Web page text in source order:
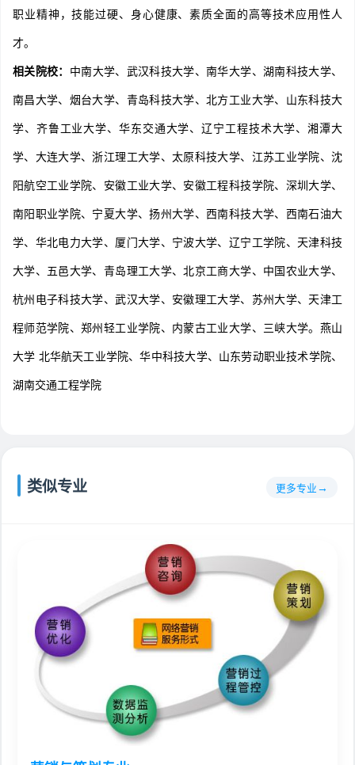
职业精神，技能过硬、身心健康、素质全面的高等技术应用性人
才。
相关院校： 中南大学、武汉科技大学、南华大学、湖南科技大学、
南昌大学、烟台大学、青岛科技大学、北方工业大学、山东科技大
学、齐鲁工业大学、华东交通大学、辽宁工程技术大学、湘潭大
学、大连大学、浙江理工大学、太原科技大学、江苏工业学院、沈
阳航空工业学院、安徽工业大学、安徽工程科技学院、深圳大学、
南阳职业学院、宁夏大学、扬州大学、西南科技大学、西南石油大
学、华北电力大学、厦门大学、宁波大学、辽宁工学院、天津科技
大学、五邑大学、青岛理工大学、北京工商大学、中国农业大学、
杭州电子科技大学、武汉大学、安徽理工大学、苏州大学、天津工
程师范学院、郑州轻工业学院、内蒙古工业大学、三峡大学。燕山
大学 北华航天工业学院、华中科技大学、山东劳动职业技术学院、
湖南交通工程学院
类似专业 更多专业